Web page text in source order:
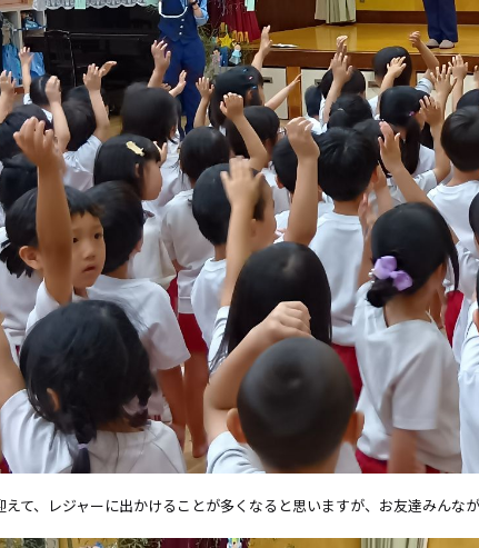
えて、レジャーに出かけることが多くなると思いますが、お友達みんな